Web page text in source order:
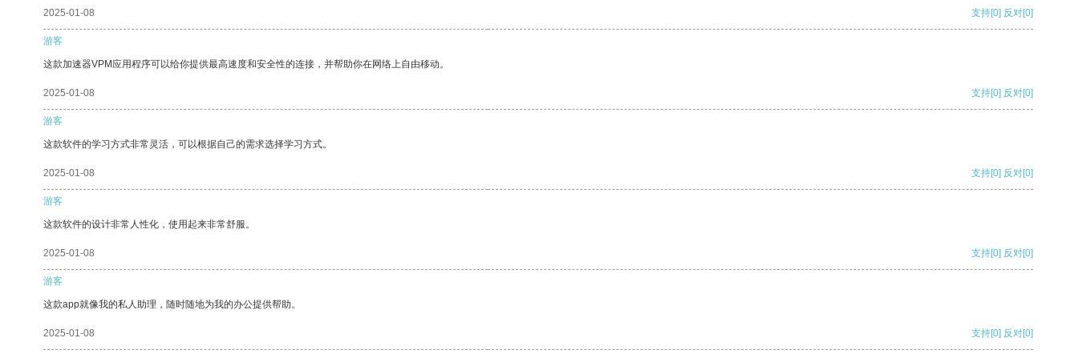
2025-01-08 支持[0] 反对[0]
游客
这款加速器VPM应用程序可以给你提供最高速度和安全性的连接，并帮助你在网络上自由移动。
2025-01-08 支持[0] 反对[0]
游客
这款软件的学习方式非常灵活，可以根据自己的需求选择学习方式。
2025-01-08 支持[0] 反对[0]
游客
这款软件的设计非常人性化，使用起来非常舒服。
2025-01-08 支持[0] 反对[0]
游客
这款app就像我的私人助理，随时随地为我的办公提供帮助。
2025-01-08 支持[0] 反对[0]